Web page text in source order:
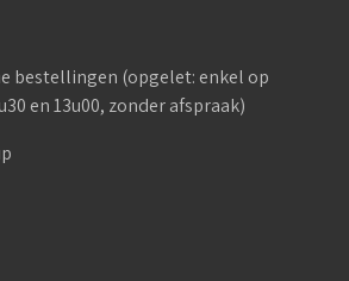
bestellingen (opgelet: enkel op
en 13u00, zonder afspraak)